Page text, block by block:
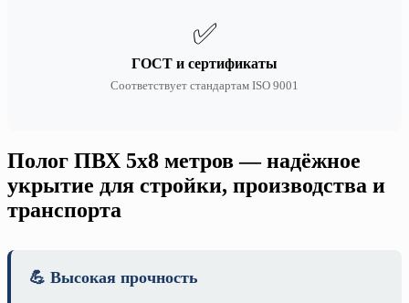
✅
ГОСТ и сертификаты
Соответствует стандартам ISO 9001
Полог ПВХ 5х8 метров — надёжное
укрытие для стройки, производства и
транспорта
💪 Высокая прочность